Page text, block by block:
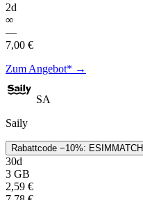
2d
∞
—
7,00 €
Zum Angebot* →
SA
Saily
Rabattcode −10%: ESIMMATCH
30d
3 GB
2,59 €